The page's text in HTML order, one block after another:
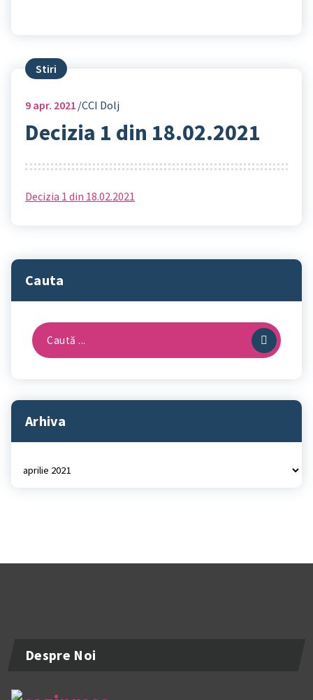
Stiri
9 apr. 2021 CCI Dolj
Decizia 1 din 18.02.2021
Decizia 1 din 18.02.2021
Cauta
Caută
după:
Arhiva
Despre Noi